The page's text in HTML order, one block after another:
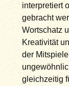
interpretiert
gebracht
Wortschatz
Kreativität
der
gleichzeitig